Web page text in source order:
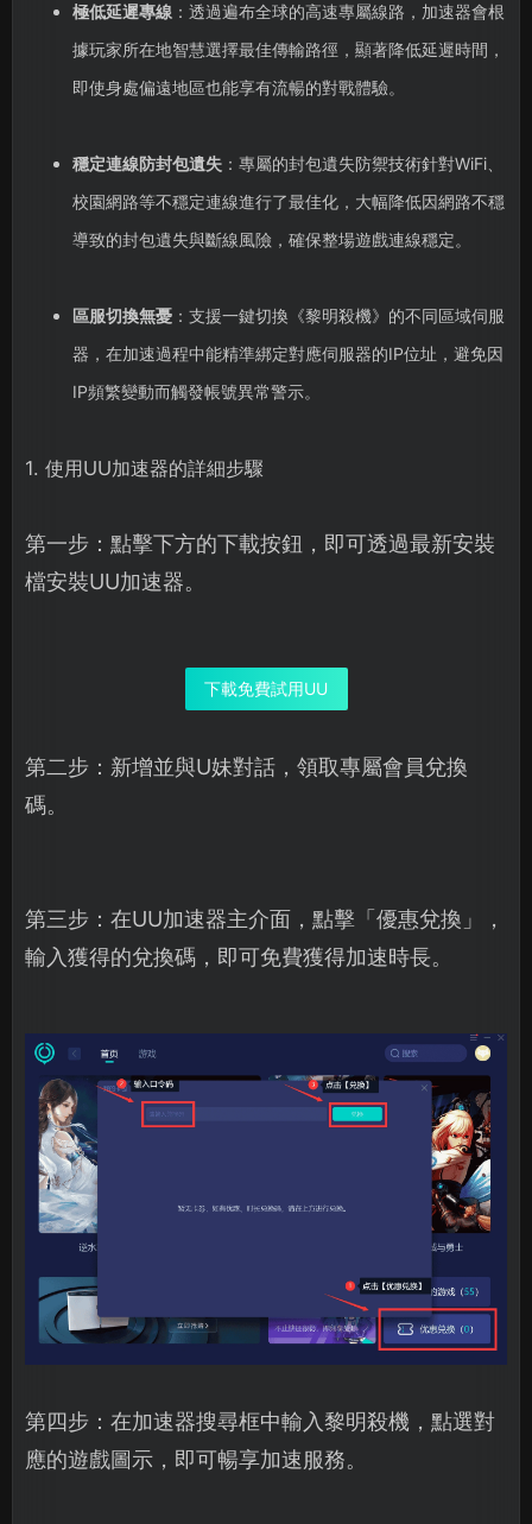
極低延遲專線：透過遍布全球的高速專屬線路，加速器會根
據玩家所在地智慧選擇最佳傳輸路徑，顯著降低延遲時間，
即使身處偏遠地區也能享有流暢的對戰體驗。
穩定連線防封包遺失：專屬的封包遺失防禦技術針對WiFi、
校園網路等不穩定連線進行了最佳化，大幅降低因網路不穩
導致的封包遺失與斷線風險，確保整場遊戲連線穩定。
區服切換無憂：支援一鍵切換《黎明殺機》的不同區域伺服
器，在加速過程中能精準綁定對應伺服器的IP位址，避免因
IP頻繁變動而觸發帳號異常警示。
1. 使用UU加速器的詳細步驟
第一步：點擊下方的下載按鈕，即可透過最新安裝
檔安裝UU加速器。
下載免費試用UU
第二步：新增並與U妹對話，領取專屬會員兌換
碼。
第三步：在UU加速器主介面，點擊「優惠兌換」，
輸入獲得的兌換碼，即可免費獲得加速時長。
第四步：在加速器搜尋框中輸入黎明殺機，點選對
應的遊戲圖示，即可暢享加速服務。